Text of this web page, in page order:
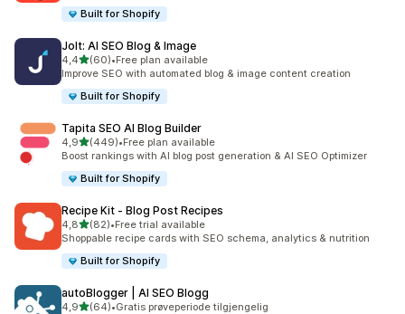
Built for Shopify
Jolt: AI SEO Blog & Image
4,4av 5 stjerner
(60)
Totalt 60 omtaler
•Free plan available
Improve SEO with automated blog & image content creation
Built for Shopify
Tapita SEO AI Blog Builder
4,9av 5 stjerner
(449)
Totalt 449 omtaler
•Free plan available
Boost rankings with AI blog post generation & AI SEO Optimizer
Built for Shopify
Recipe Kit ‑ Blog Post Recipes
4,8av 5 stjerner
(82)
Totalt 82 omtaler
•Free trial available
Shoppable recipe cards with SEO schema, analytics & nutrition
Built for Shopify
autoBlogger | AI SEO Blogg
4,9av 5 stjerner
(64)•Gratis prøveperiode tilgjengelig